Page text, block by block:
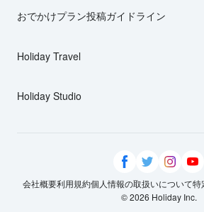
おでかけプラン投稿ガイドライン
Holiday Travel
Holiday Studio
会社概要利用規約個人情報の取扱いについて特
© 2026 Holiday Inc.